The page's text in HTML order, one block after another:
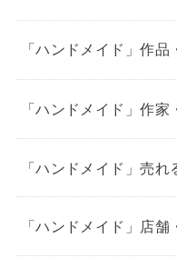
「ハンドメイド」作
「ハンドメイド」作
「ハンドメイド」売れ
「ハンドメイド」店舗